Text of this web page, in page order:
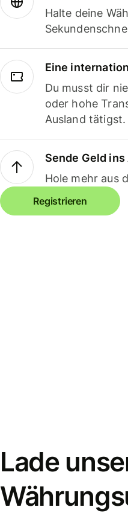
Halte deine
Eine
Du musst dir
oder hohe
Ausland tätigst.
Sende Geld
Hole mehr aus
Registrieren
Lade